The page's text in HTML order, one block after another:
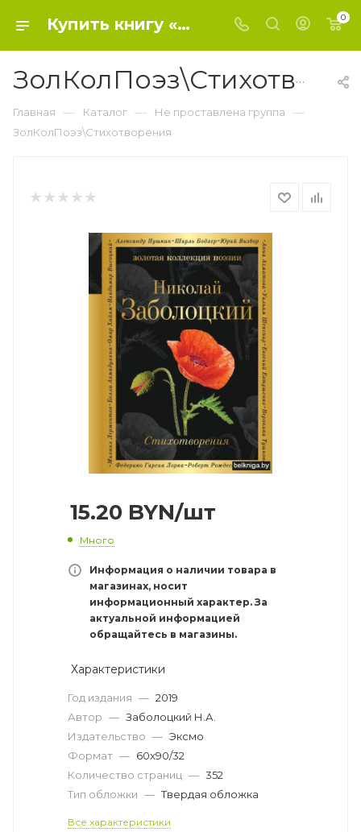
Купить книгу «ЗолКолПоэз\Стихотворения» 2019, Заболоцкий Н.А. - Не проставлена группа 0
ЗолКолПоэз\Стихотворения
Главная — Каталог — Не проставлена группа —
ЗолКолПоэз\Стихотворения
15.20 BYN/шт
Много
Информация о наличии товара в
магазинах, носит
информационный характер. За
актуальной информацией
обращайтесь в магазины.
Характеристики
Год издания — 2019
Автор — Заболоцкий Н.А.
Издательство — Эксмо
Формат — 60x90/32
Количество страниц — 352
Тип обложки — Твердая обложка
Все характеристики